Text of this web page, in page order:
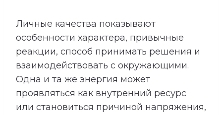
Личные качества показывают
особенности характера, привычные
реакции, способ принимать решения и
взаимодействовать с окружающими.
Одна и та же энергия может
проявляться как внутренний ресурс
или становиться причиной напряжения,